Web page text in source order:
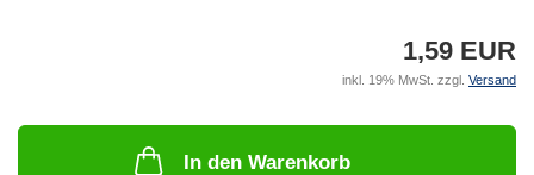
1,59 EUR
inkl. 19% MwSt. zzgl. Versand
In den Warenkorb